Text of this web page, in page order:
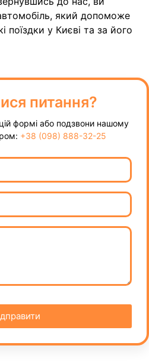
який допоможе
поїздки у Києві та за його
питання?
формі або подзвони нашому
+38 (098) 888-32-25